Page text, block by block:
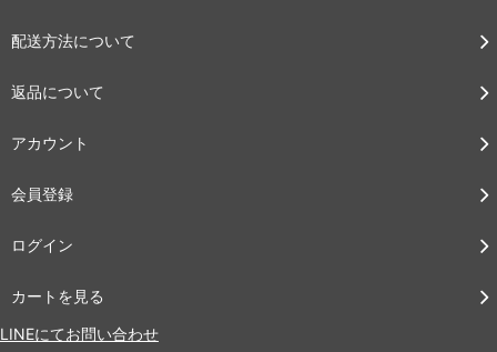
配送方法について
返品について
アカウント
会員登録
ログイン
カートを見る
LINEにてお問い合わせ